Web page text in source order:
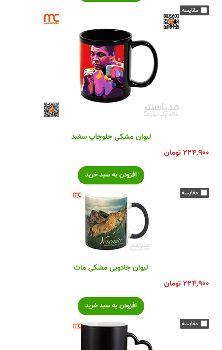
لیوان مشکی جلوچاپ سفید
۲۲۴,۹۰۰تومان
لیوان جادویی مشکی مات
۲۲۴,۹۰۰تومان